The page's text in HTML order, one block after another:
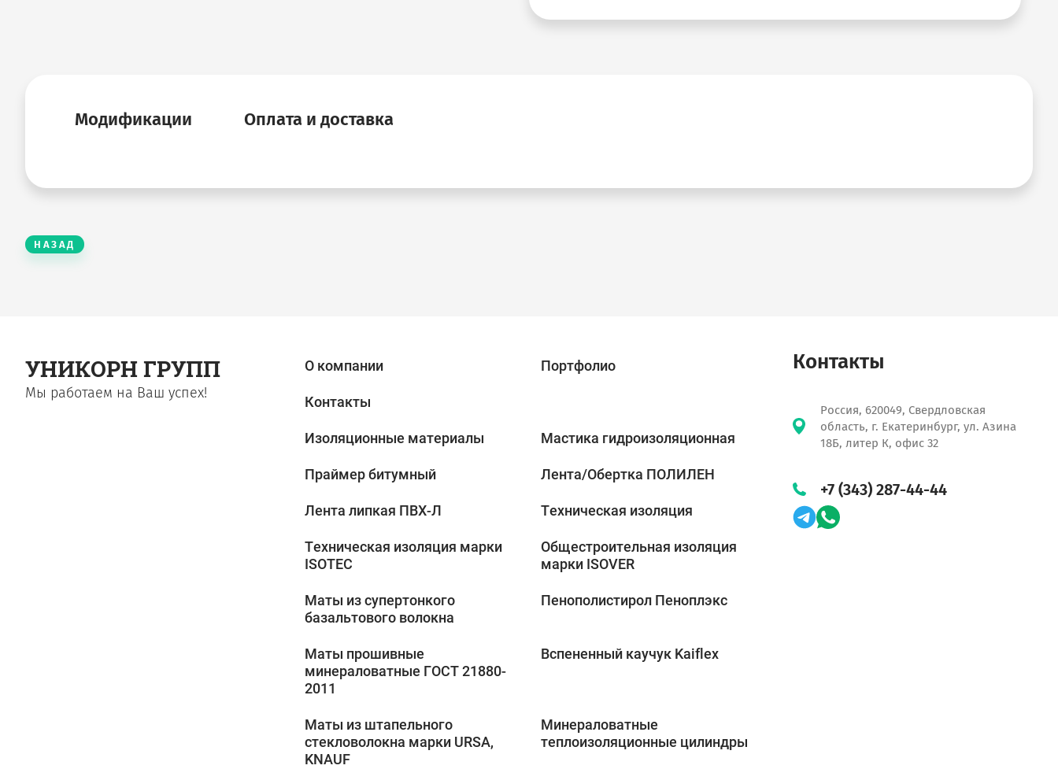
Модификации Оплата и доставка
НАЗАД
УНИКОРН ГРУПП
Мы работаем на Ваш успех!
О компании Портфолио
Контакты
Изоляционные материалы Мастика гидроизоляционная
Праймер битумный Лента/Обертка ПОЛИЛЕН
Лента липкая ПВХ-Л Техническая изоляция
Техническая изоляция марки
ISOTEC
Общестроительная изоляция
марки ISOVER
Маты из супертонкого
базальтового волокна
Пенополистирол Пеноплэкс
Маты прошивные
минераловатные ГОСТ 21880-
2011
Вспененный каучук Kaiflex
Маты из штапельного
стекловолокна марки URSA,
KNAUF
Минераловатные
теплоизоляционные цилиндры
Контакты
Россия, 620049, Свердловская
область, г. Екатеринбург, ул. Азина
18Б, литер К, офис 32
+7 (343) 287-44-44